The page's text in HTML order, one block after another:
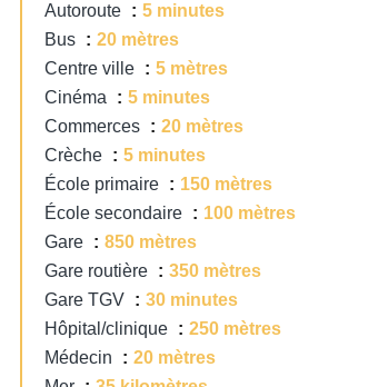
Autoroute
5 minutes
Bus
20 mètres
Centre ville
5 mètres
Cinéma
5 minutes
Commerces
20 mètres
Crèche
5 minutes
École primaire
150 mètres
École secondaire
100 mètres
Gare
850 mètres
Gare routière
350 mètres
Gare TGV
30 minutes
Hôpital/clinique
250 mètres
Médecin
20 mètres